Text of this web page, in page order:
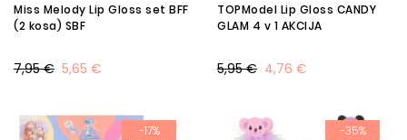
Miss Melody Lip Gloss set BFF
(2 kosa) SBF
5,65 €
7,95 €
TOPModel Lip Gloss CANDY
GLAM 4 v 1 AKCIJA
4,76 €
5,95 €
-17% -35%